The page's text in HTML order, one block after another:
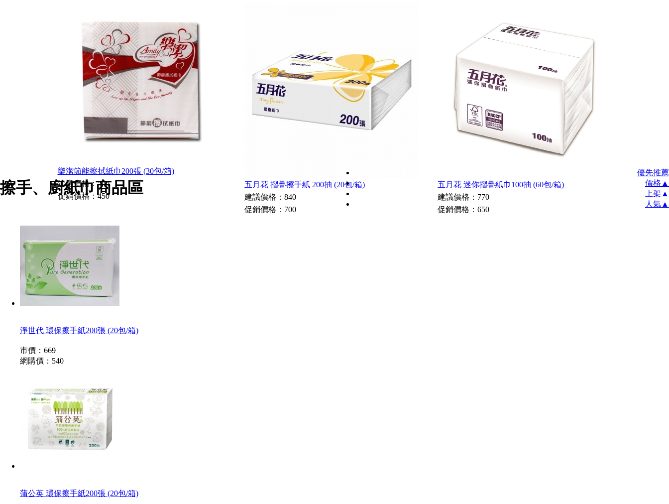
樂潔節能擦拭紙巾200張 (30包/箱)
建議價格：500
促銷價格：450
五月花 摺疊擦手紙 200抽 (20包/箱)
建議價格：840
促銷價格：700
五月花 迷你摺疊紙巾100抽 (60包/箱)
建議價格：770
促銷價格：650
擦手、廚紙巾商品區
優先推薦
價格▲
上架▲
人氣▲
淨世代 環保擦手紙200張 (20包/箱)
市價： 669
網購價： 540
蒲公英 環保擦手紙200張 (20包/箱)